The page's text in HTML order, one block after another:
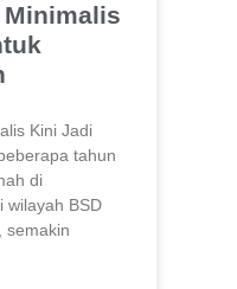
Kini Jadi
tahun
di
wilayah BSD
semakin